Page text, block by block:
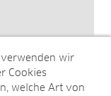
verwenden wir
Cookies
welche Art von